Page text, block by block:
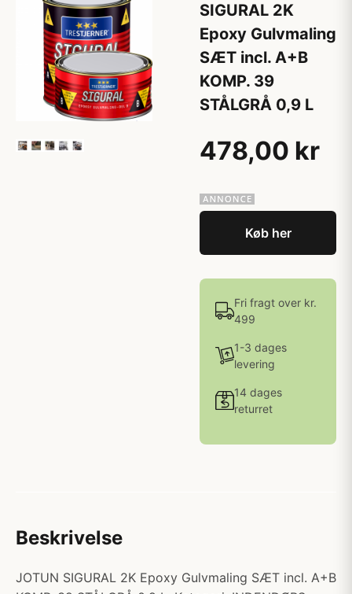
SIGURAL 2K
Epoxy Gulvmaling
SÆT incl. A+B
KOMP. 39
STÅLGRÅ 0,9 L
478,00 kr
Køb her
Fri fragt over kr.
499
1-3 dages
levering
14 dages
returret
Beskrivelse
JOTUN SIGURAL 2K Epoxy Gulvmaling SÆT incl. A+B